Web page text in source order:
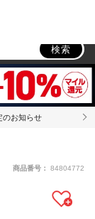
検索
のお知らせ
商品番号： 84804772